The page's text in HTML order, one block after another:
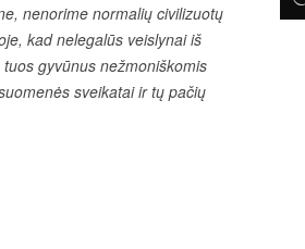
nenorime normalių civilizuotų
kad nelegalūs veislynai iš
gyvūnus nežmoniškomis
sveikatai ir tų pačių